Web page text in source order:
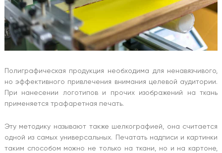
Полиграфическая продукция необходима для ненавязчивого,
но эффективного привлечения внимания целевой аудитории.
При нанесении логотипов и прочих изображений на ткань
применяется трафаретная печать.
Эту методику называют также шелкографией, она считается
одной из самых универсальных. Печатать надписи и картинки
таким способом можно не только на ткани, но и на картоне,